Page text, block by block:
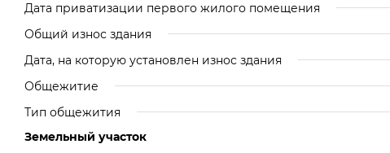
Дата приватизации первого жилого помещения
Общий износ здания
Дата, на которую установлен износ здания
Общежитие
Тип общежития
Земельный участок